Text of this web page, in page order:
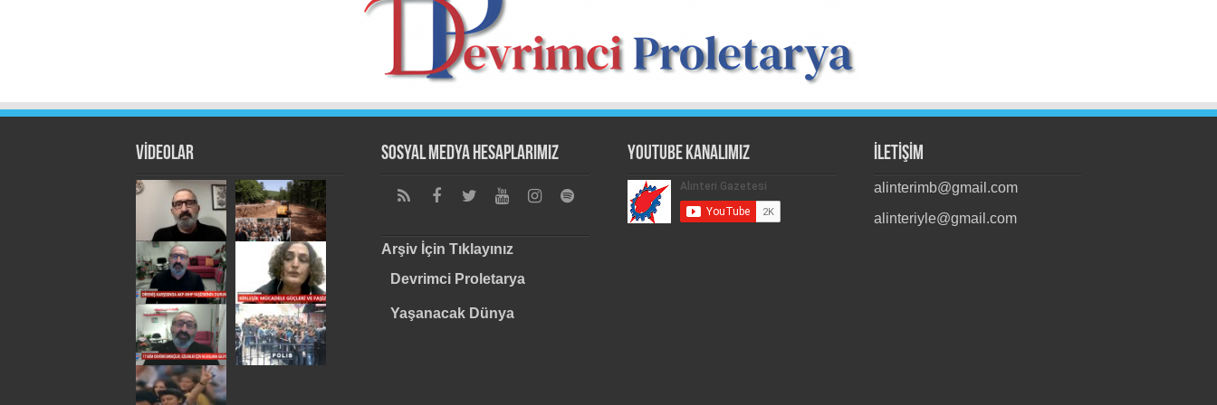
VİDEOLAR Sosyal Medya Hesaplarımız
Arşiv İçin Tıklayınız
Devrimci Proletarya
Yaşanacak Dünya
Youtube Kanalımız İLETİŞİM
alinterimb@gmail.com
alinteriyle@gmail.com